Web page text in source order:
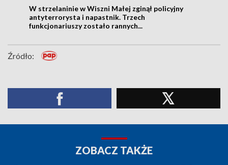
W strzelaninie w Wiszni Małej zginął policyjny
antyterrorysta i napastnik. Trzech
funkcjonariuszy zostało rannych...
Źródło:
ZOBACZ TAKŻE